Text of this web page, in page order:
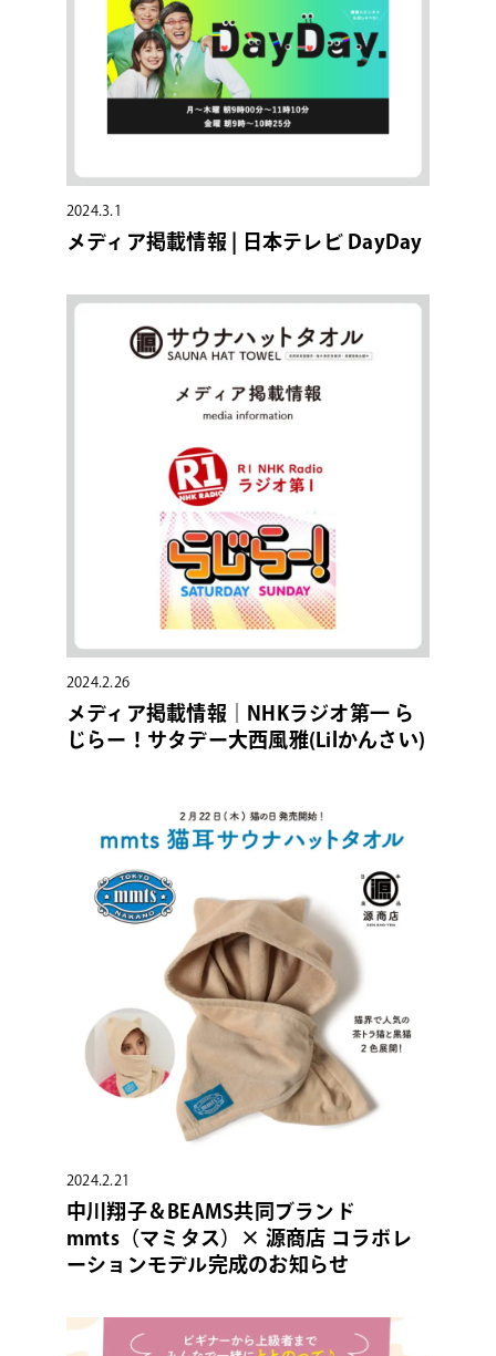
2024.3.1
メディア掲載情報 | 日本テレビ DayDay
2024.2.26
メディア掲載情報｜NHKラジオ第一 ら
じらー！サタデー大西風雅(Lilかんさい)
2024.2.21
中川翔⼦＆BEAMS共同ブランド
mmts（マミタス）× 源商店 コラボレ
ーションモデル完成のお知らせ